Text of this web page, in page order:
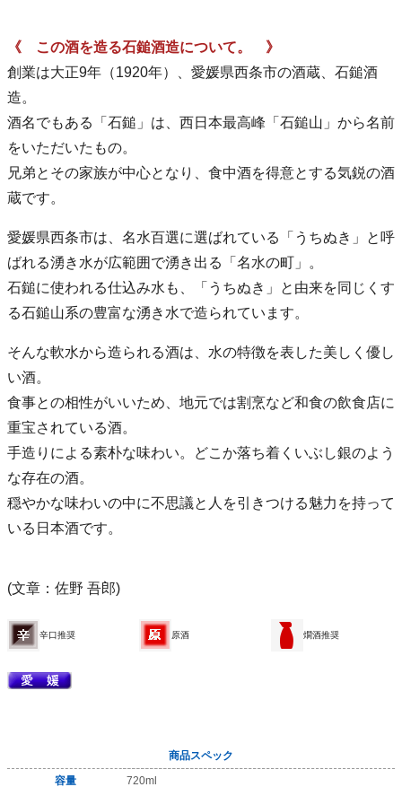
《 この酒を造る石鎚酒造について。 》
創業は大正9年（1920年）、愛媛県西条市の酒蔵、石鎚酒
造。
酒名でもある「石鎚」は、西日本最高峰「石鎚山」から名前
をいただいたもの。
兄弟とその家族が中心となり、食中酒を得意とする気鋭の酒
蔵です。
愛媛県西条市は、名水百選に選ばれている「うちぬき」と呼
ばれる湧き水が広範囲で湧き出る「名水の町」。
石鎚に使われる仕込み水も、「うちぬき」と由来を同じくす
る石鎚山系の豊富な湧き水で造られています。
そんな軟水から造られる酒は、水の特徴を表した美しく優し
い酒。
食事との相性がいいため、地元では割烹など和食の飲食店に
重宝されている酒。
手造りによる素朴な味わい。どこか落ち着くいぶし銀のよう
な存在の酒。
穏やかな味わいの中に不思議と人を引きつける魅力を持って
いる日本酒です。
(文章：佐野 吾郎)
辛口推奨 原酒 燗酒推奨
商品スペック
容量
720ml